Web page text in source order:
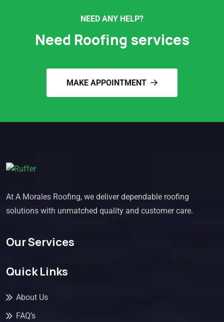
NEED ANY HELP?
Need Roofing services
MAKE APPOINTMENT
At A Morales Roofing, we deliver dependable roofing
solutions with unmatched quality and customer care.
Our Services
Quick Links
About Us
FAQ’s